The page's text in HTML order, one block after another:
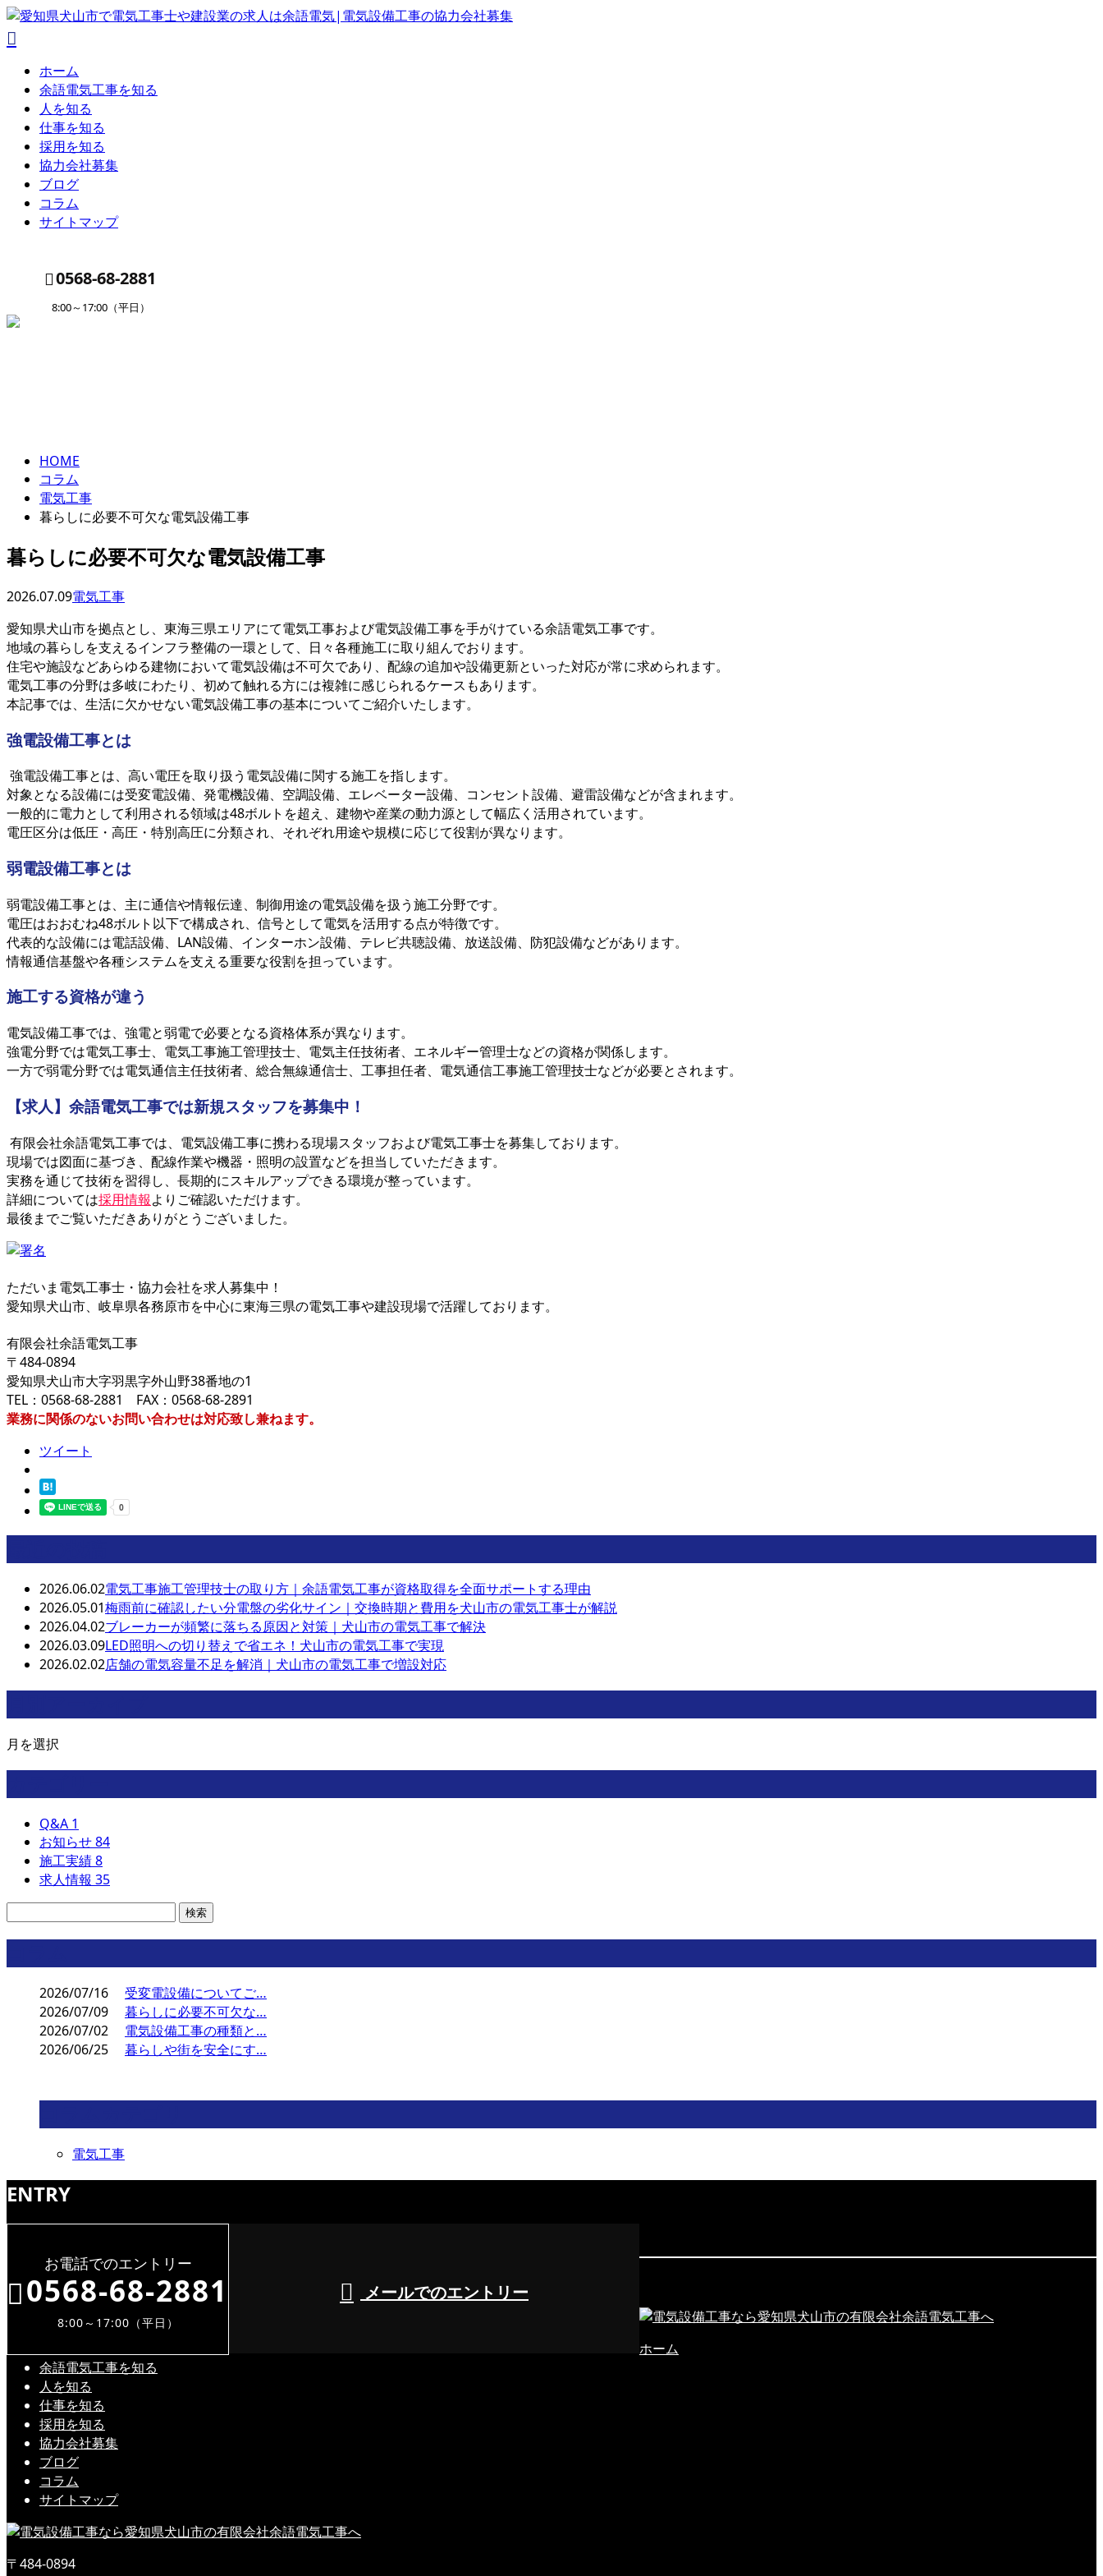
ホーム
余語電気工事を知る
人を知る
仕事を知る
採用を知る
協力会社募集
ブログ
コラム
サイトマップ
0568-68-2881
8:00～17:00（平日）
HOME
コラム
電気工事
暮らしに必要不可欠な電気設備工事
暮らしに必要不可欠な電気設備工事
2026.07.09電気工事
愛知県犬山市を拠点とし、東海三県エリアにて電気工事および電気設備工事を手がけている余語電気工事です。
地域の暮らしを支えるインフラ整備の一環として、日々各種施工に取り組んでおります。
住宅や施設などあらゆる建物において電気設備は不可欠であり、配線の追加や設備更新といった対応が常に求められます。
電気工事の分野は多岐にわたり、初めて触れる方には複雑に感じられるケースもあります。
本記事では、生活に欠かせない電気設備工事の基本についてご紹介いたします。
強電設備工事とは
強電設備工事とは、高い電圧を取り扱う電気設備に関する施工を指します。
対象となる設備には受変電設備、発電機設備、空調設備、エレベーター設備、コンセント設備、避雷設備などが含まれます。
一般的に電力として利用される領域は48ボルトを超え、建物や産業の動力源として幅広く活用されています。
電圧区分は低圧・高圧・特別高圧に分類され、それぞれ用途や規模に応じて役割が異なります。
弱電設備工事とは
弱電設備工事とは、主に通信や情報伝達、制御用途の電気設備を扱う施工分野です。
電圧はおおむね48ボルト以下で構成され、信号として電気を活用する点が特徴です。
代表的な設備には電話設備、LAN設備、インターホン設備、テレビ共聴設備、放送設備、防犯設備などがあります。
情報通信基盤や各種システムを支える重要な役割を担っています。
施工する資格が違う
電気設備工事では、強電と弱電で必要となる資格体系が異なります。
強電分野では電気工事士、電気工事施工管理技士、電気主任技術者、エネルギー管理士などの資格が関係します。
一方で弱電分野では電気通信主任技術者、総合無線通信士、工事担任者、電気通信工事施工管理技士などが必要とされます。
【求人】余語電気工事では新規スタッフを募集中！
有限会社余語電気工事では、電気設備工事に携わる現場スタッフおよび電気工事士を募集しております。
現場では図面に基づき、配線作業や機器・照明の設置などを担当していただきます。
実務を通じて技術を習得し、長期的にスキルアップできる環境が整っています。
詳細については採用情報よりご確認いただけます。
最後までご覧いただきありがとうございました。
ただいま電気工事士・協力会社を求人募集中！
愛知県犬山市、岐阜県各務原市を中心に東海三県の電気工事や建設現場で活躍しております。
有限会社余語電気工事
〒484-0894
愛知県犬山市大字羽黒字外山野38番地の1
TEL：0568-68-2881 FAX：0568-68-2891
業務に関係のないお問い合わせは対応致し兼ねます。
ツイート
2026.06.02電気工事施工管理技士の取り方｜余語電気工事が資格取得を全面サポートする理由
2026.05.01梅雨前に確認したい分電盤の劣化サイン｜交換時期と費用を犬山市の電気工事士が解説
2026.04.02ブレーカーが頻繁に落ちる原因と対策｜犬山市の電気工事で解決
2026.03.09LED照明への切り替えで省エネ！犬山市の電気工事で実現
2026.02.02店舗の電気容量不足を解消｜犬山市の電気工事で増設対応
月を選択
Q&A 1
お知らせ84
施工実績8
求人情報 35
2026/07/16
受変電設備についてご…
2026/07/09
暮らしに必要不可欠な…
2026/07/02
電気設備工事の種類と…
2026/06/25
暮らしや街を安全にす…
電気工事
ENTRY
お電話でのエントリー
0568-68-2881
8:00～17:00（平日）
メールでのエントリー
ホーム
余語電気工事を知る
人を知る
仕事を知る
採用を知る
協力会社募集
ブログ
コラム
サイトマップ
〒484-0894